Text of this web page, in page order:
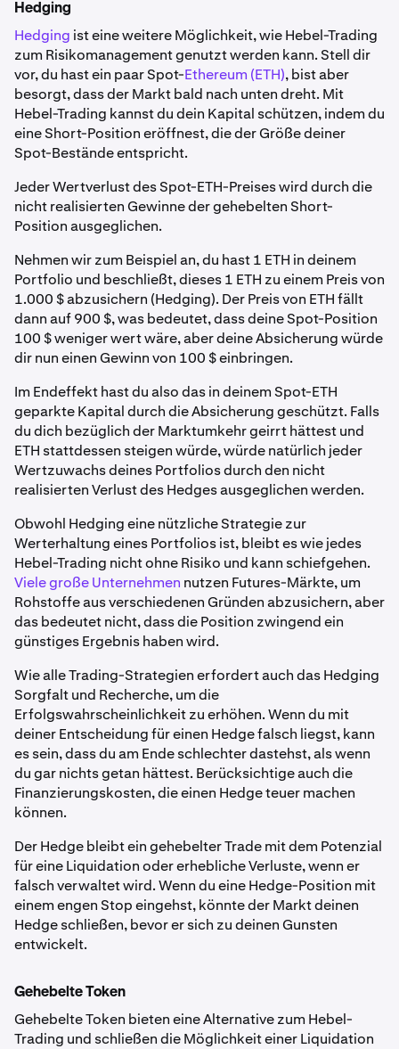
Hedging
Hedging ist eine weitere Möglichkeit, wie Hebel-Trading
zum Risikomanagement genutzt werden kann. Stell dir
vor, du hast ein paar Spot-Ethereum (ETH), bist aber
besorgt, dass der Markt bald nach unten dreht. Mit
Hebel-Trading kannst du dein Kapital schützen, indem du
eine Short-Position eröffnest, die der Größe deiner
Spot-Bestände entspricht.
Jeder Wertverlust des Spot-ETH-Preises wird durch die
nicht realisierten Gewinne der gehebelten Short-
Position ausgeglichen.
Nehmen wir zum Beispiel an, du hast 1 ETH in deinem
Portfolio und beschließt, dieses 1 ETH zu einem Preis von
1.000 $ abzusichern (Hedging). Der Preis von ETH fällt
dann auf 900 $, was bedeutet, dass deine Spot-Position
100 $ weniger wert wäre, aber deine Absicherung würde
dir nun einen Gewinn von 100 $ einbringen.
Im Endeffekt hast du also das in deinem Spot-ETH
geparkte Kapital durch die Absicherung geschützt. Falls
du dich bezüglich der Marktumkehr geirrt hättest und
ETH stattdessen steigen würde, würde natürlich jeder
Wertzuwachs deines Portfolios durch den nicht
realisierten Verlust des Hedges ausgeglichen werden.
Obwohl Hedging eine nützliche Strategie zur
Werterhaltung eines Portfolios ist, bleibt es wie jedes
Hebel-Trading nicht ohne Risiko und kann schiefgehen.
Viele große Unternehmen nutzen Futures-Märkte, um
Rohstoffe aus verschiedenen Gründen abzusichern, aber
das bedeutet nicht, dass die Position zwingend ein
günstiges Ergebnis haben wird.
Wie alle Trading-Strategien erfordert auch das Hedging
Sorgfalt und Recherche, um die
Erfolgswahrscheinlichkeit zu erhöhen. Wenn du mit
deiner Entscheidung für einen Hedge falsch liegst, kann
es sein, dass du am Ende schlechter dastehst, als wenn
du gar nichts getan hättest. Berücksichtige auch die
Finanzierungskosten, die einen Hedge teuer machen
können.
Der Hedge bleibt ein gehebelter Trade mit dem Potenzial
für eine Liquidation oder erhebliche Verluste, wenn er
falsch verwaltet wird. Wenn du eine Hedge-Position mit
einem engen Stop eingehst, könnte der Markt deinen
Hedge schließen, bevor er sich zu deinen Gunsten
entwickelt.
Gehebelte Token
Gehebelte Token bieten eine Alternative zum Hebel-
Trading und schließen die Möglichkeit einer Liquidation